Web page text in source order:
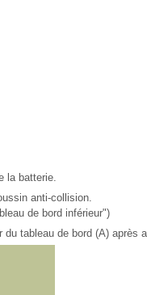
la batterie.
anti-collision.
de bord inférieur")
du tableau de bord (A) après